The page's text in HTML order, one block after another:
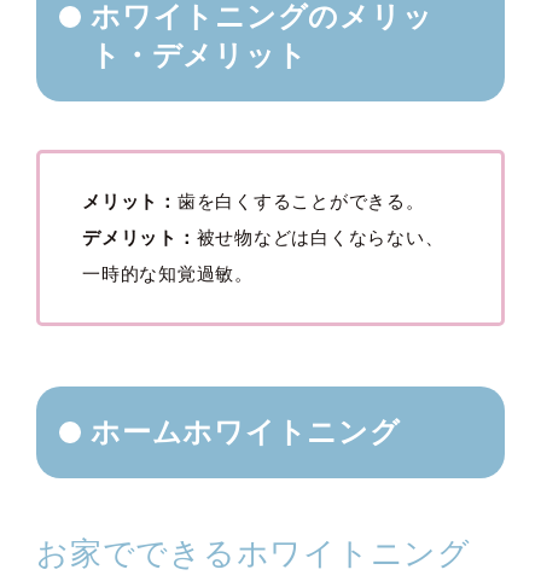
ホワイトニングのメリッ
ト・デメリット
メリット： 歯を白くすることができる。
デメリット： 被せ物などは白くならない、
一時的な知覚過敏。
ホームホワイトニング
お家でできるホワイトニング